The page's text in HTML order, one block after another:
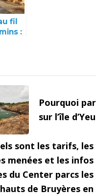
fil
:
Pourquoi
sur l’île
sont les tarifs, les
menées et les infos
du Center parcs les
hauts de Bruyères en